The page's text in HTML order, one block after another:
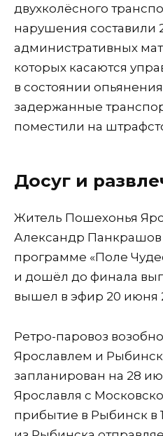
двухколёсного
нарушения составили
административных
которых касаются
в состоянии
задержанные
поместили на
Досуг и
Житель Пошехонья
Александр Панкрашов
программе «Поле
и дошёл до финала
вышел в эфир 20 июня
Ретро-паровоз
Ярославлем и
запланирован на 28
Ярославля с
прибытие в Рыбинск в